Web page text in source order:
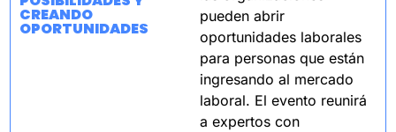
CREANDO
OPORTUNIDADES
pueden abrir
oportunidades laborales
para personas que están
ingresando al mercado
laboral. El evento reunirá
a expertos con